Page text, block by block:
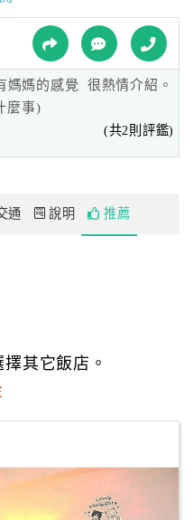
待人溫暖親切，
備用品。民宿以此為名，
間，感受溫馨舒適，擁有
媽的感覺 很熱情介紹。
麼事)
(共2則評鑑)
通 說明 推薦
其它飯店。